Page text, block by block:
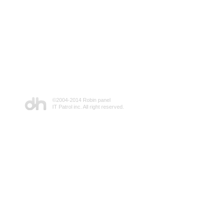
©2004-2014 Robin panel
IT Patrol inc. All right reserved.